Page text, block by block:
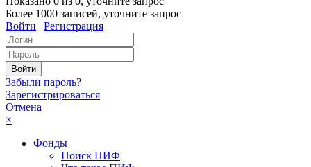
Более 1000 записей, уточните запрос
Войти | Регистрация
Забыли пароль?
Зарегистрироваться
Отмена
×
Фонды
Поиск ПИФ